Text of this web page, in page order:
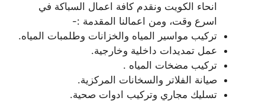
انحاء الكويت ونقدم كافة اعمال السباكة في
اسرع وقت، ومن اعمالنا المقدمة :-
تركيب مواسير المياه والخزانات وطلمبات المياه.
عمل تمديدات داخلية وخارجية.
تركيب مضخات المياه .
صيانة الفلاتر والسخانات المركزية.
تسليك مجاري وتركيب ادوات صحية.